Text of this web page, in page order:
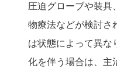
圧迫グローブや装具
物療法などが検討さ
は状態によって異な
化を伴う場合は、主